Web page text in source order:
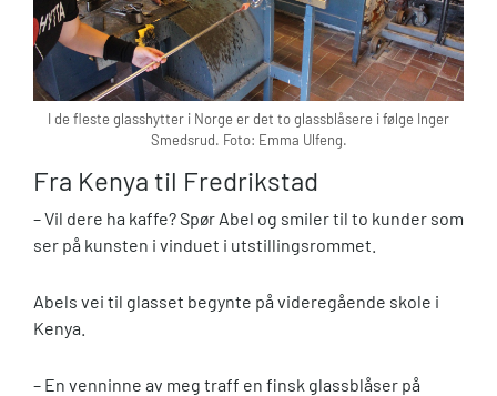
I de fleste glasshytter i Norge er det to glassblåsere i følge Inger
Smedsrud. Foto: Emma Ulfeng.
Fra Kenya til Fredrikstad
– Vil dere ha kaffe? Spør Abel og smiler til to kunder som
ser på kunsten i vinduet i utstillingsrommet.
Abels vei til glasset begynte på videregående skole i
Kenya.
– En venninne av meg traff en finsk glassblåser på